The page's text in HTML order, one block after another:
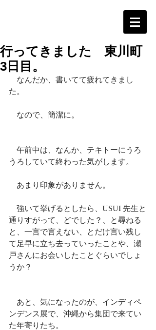
行ってきました 東川町
3日目。
なんだか、書いてて疲れてきまし
た。
なので、簡潔に。
午前中は、なんか、テキトーにうろ
うろしていて終わった気がします。
あまり印象がありません。
強いて挙げるとしたら、USUI 先生と
通りすがって、どでした？、と尋ねる
と、一言で言えない、とだけ言い残し
て足早に立ち去っていったことや、瀬
戸さんにお会いしたことぐらいでしょ
うか？
あと、気になったのが、インディペ
ンデンス展で、沖縄から集団で来てい
た年寄りたち。